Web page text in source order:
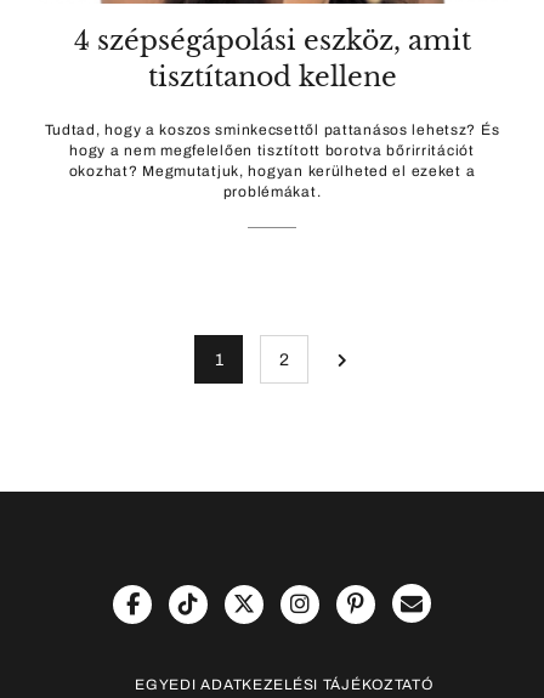
4 szépségápolási eszköz, amit
tisztítanod kellene
Tudtad, hogy a koszos sminkecsettől pattanásos lehetsz? És
hogy a nem megfelelően tisztított borotva bőrirritációt
okozhat? Megmutatjuk, hogyan kerülheted el ezeket a
problémákat.
1 2
EGYEDI ADATKEZELÉSI TÁJÉKOZTATÓ